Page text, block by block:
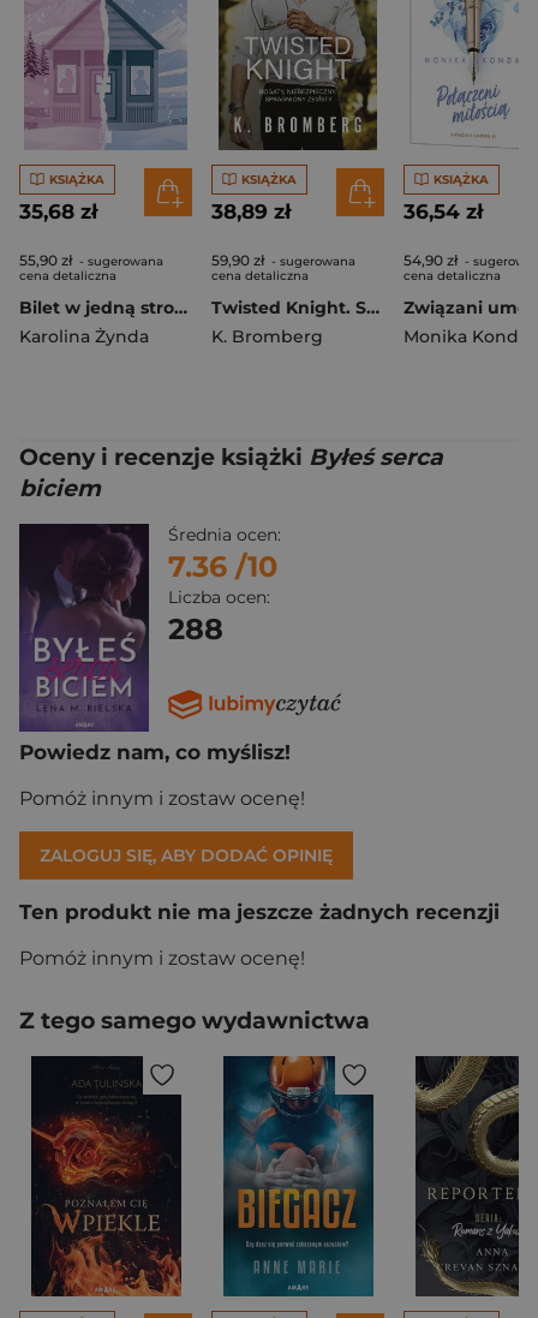
KSIĄŻKA
35,68 zł
55,90 zł - sugerowana
cena detaliczna
Bilet w jedną stronę
Karolina Żynda
KSIĄŻKA
38,89 zł
59,90 zł - sugerowana
cena detaliczna
Twisted Knight. Splątane serca. Tom 1
K. Bromberg
KSIĄŻKA
36,54 zł
54,90 zł -
cena detaliczna
Monika Kondas
Oceny i recenzje książki Byłeś serca
biciem
Średnia ocen:
7.36 /10
Liczba ocen:
288
Powiedz nam, co myślisz!
Pomóż innym i zostaw ocenę!
ZALOGUJ SIĘ, ABY DODAĆ OPINIĘ
Ten produkt nie ma jeszcze żadnych recenzji
Pomóż innym i zostaw ocenę!
Z tego samego wydawnictwa